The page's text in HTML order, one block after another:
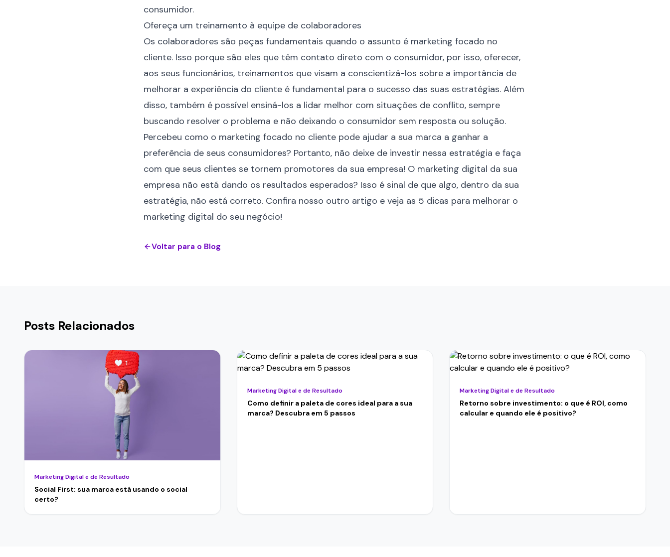
consumidor.
Ofereça um treinamento à equipe de colaboradores
Os colaboradores são peças fundamentais quando o assunto é marketing focado no
cliente. Isso porque são eles que têm contato direto com o consumidor, por isso, oferecer,
aos seus funcionários, treinamentos que visam a conscientizá-los sobre a importância de
melhorar a experiência do cliente é fundamental para o sucesso das suas estratégias. Além
disso, também é possível ensiná-los a lidar melhor com situações de conflito, sempre
buscando resolver o problema e não deixando o consumidor sem resposta ou solução.
Percebeu como o marketing focado no cliente pode ajudar a sua marca a ganhar a
preferência de seus consumidores? Portanto, não deixe de investir nessa estratégia e faça
com que seus clientes se tornem promotores da sua empresa! O marketing digital da sua
empresa não está dando os resultados esperados? Isso é sinal de que algo, dentro da sua
estratégia, não está correto. Confira nosso outro artigo e veja as 5 dicas para melhorar o
marketing digital do seu negócio!
Voltar para o Blog
Posts Relacionados
Marketing Digital e de Resultado
Social First: sua marca está usando o social
certo?
Marketing Digital e de Resultado
Como definir a paleta de cores ideal para a sua
marca? Descubra em 5 passos
Marketing Digital e de Resultado
Retorno sobre investimento: o que é ROI, como
calcular e quando ele é positivo?